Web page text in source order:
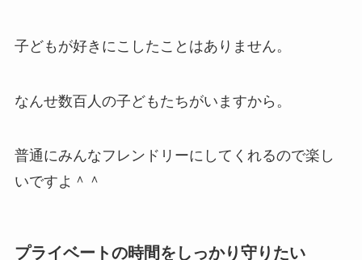
子どもが好きにこしたことはありません。
なんせ数百人の子どもたちがいますから。
普通にみんなフレンドリーにしてくれるので楽し
いですよ＾＾
プライベートの時間をしっかり守りたい